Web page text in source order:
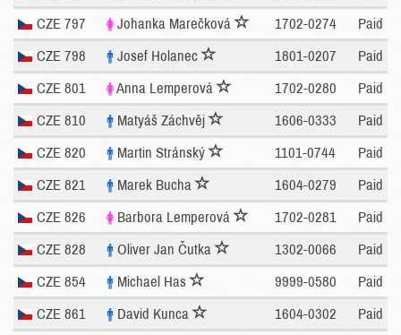
CZE 797 Johanka Marečková 1702-0274 Paid
CZE 798 Josef Holanec 1801-0207 Paid
CZE 801 Anna Lemperová 1702-0280 Paid
CZE 810 Matyáš Záchvěj 1606-0333 Paid
CZE 820 Martin Stránský 1101-0744 Paid
CZE 821 Marek Bucha 1604-0279 Paid
CZE 826 Barbora Lemperová 1702-0281 Paid
CZE 828 Oliver Jan Čutka 1302-0066 Paid
CZE 854 Michael Has 9999-0580 Paid
CZE 861 David Kunca 1604-0302 Paid